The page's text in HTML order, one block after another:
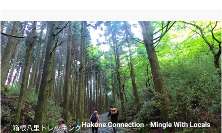
箱根八里トレッキング